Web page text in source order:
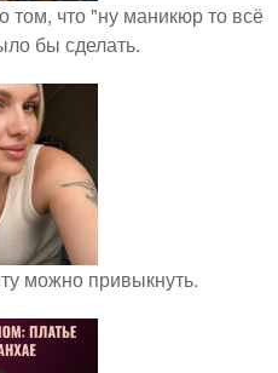
том, что "ну маникюр то всё
бы сделать.
можно привыкнуть.